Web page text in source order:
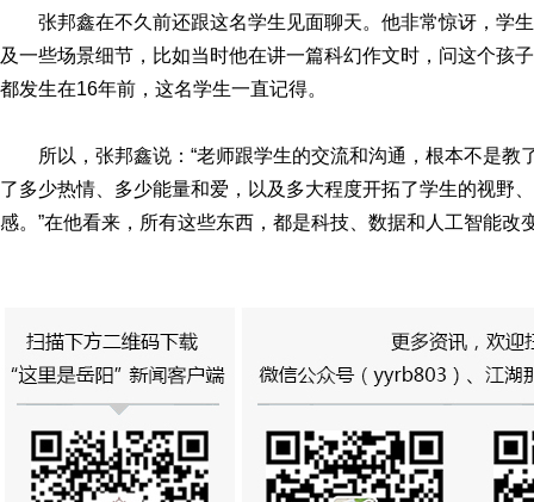
张邦鑫在不久前还跟这名学生见面聊天。他非常惊讶，学
及一些场景细节，比如当时他在讲一篇科幻作文时，问这个孩
都发生在16年前，这名学生一直记得。
所以，张邦鑫说：“老师跟学生的交流和沟通，根本不是
了多少热情、多少能量和爱，以及多大程度开拓了学生的视野
感。”在他看来，所有这些东西，都是科技、数据和人工智能改